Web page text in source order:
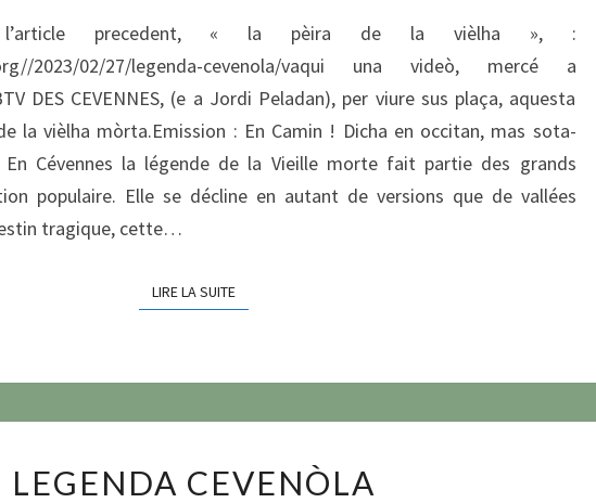
precedent, « la pèira de la vièlha », :
2023/02/27/legenda-cevenola/vaqui una videò, mercé a
DES CEVENNES, (e a Jordi Peladan), per viure sus plaça, aquesta
la vièlha mòrta.Emission : En Camin ! Dicha en occitan, mas sota-
Cévennes la légende de la Vieille morte fait partie des grands
populaire. Elle se décline en autant de versions que de vallées
tragique, cette…
LIRE LA SUITELIRE LA SUITE
CEVENÒLA
LEGENDA CEVENÒLA